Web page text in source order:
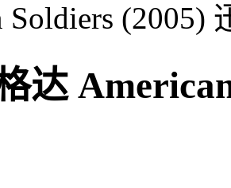
Soldiers (2005)
达